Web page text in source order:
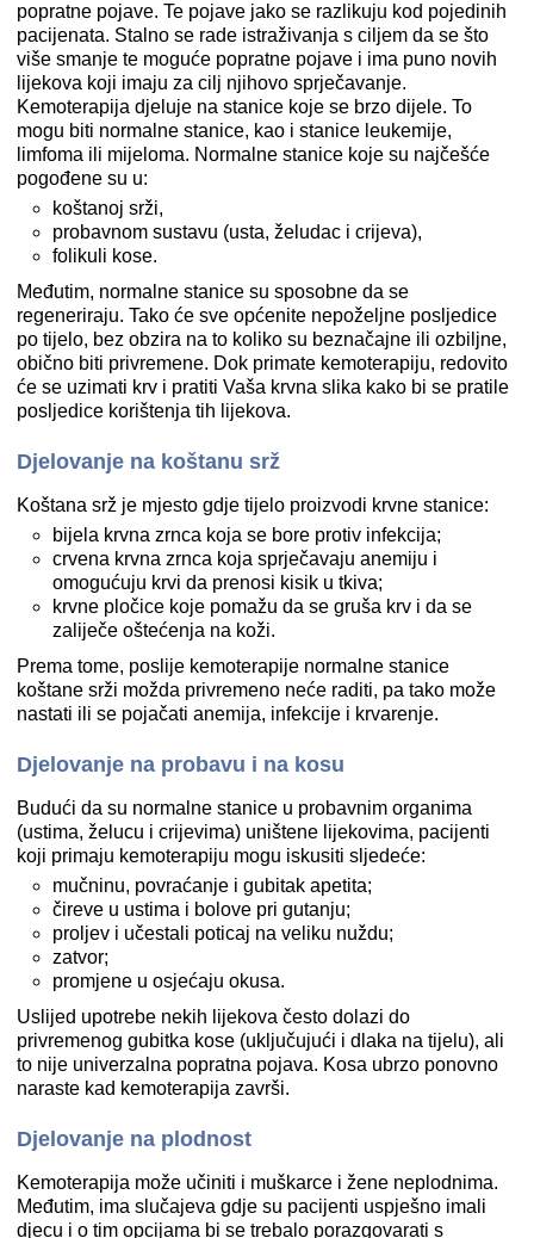
popratne pojave. Te pojave jako se razlikuju kod pojedinih
pacijenata. Stalno se rade istraživanja s ciljem da se što
više smanje te moguće popratne pojave i ima puno novih
lijekova koji imaju za cilj njihovo sprječavanje.
Kemoterapija djeluje na stanice koje se brzo dijele. To
mogu biti normalne stanice, kao i stanice leukemije,
limfoma ili mijeloma. Normalne stanice koje su najčešće
pogođene su u:
koštanoj srži,
probavnom sustavu (usta, želudac i crijeva),
folikuli kose.
Međutim, normalne stanice su sposobne da se
regeneriraju. Tako će sve općenite nepoželjne posljedice
po tijelo, bez obzira na to koliko su beznačajne ili ozbiljne,
obično biti privremene. Dok primate kemoterapiju, redovito
će se uzimati krv i pratiti Vaša krvna slika kako bi se pratile
posljedice korištenja tih lijekova.
Djelovanje na koštanu srž
Koštana srž je mjesto gdje tijelo proizvodi krvne stanice:
bijela krvna zrnca koja se bore protiv infekcija;
crvena krvna zrnca koja sprječavaju anemiju i
omogućuju krvi da prenosi kisik u tkiva;
krvne pločice koje pomažu da se gruša krv i da se
zaliječe oštećenja na koži.
Prema tome, poslije kemoterapije normalne stanice
koštane srži možda privremeno neće raditi, pa tako može
nastati ili se pojačati anemija, infekcije i krvarenje.
Djelovanje na probavu i na kosu
Budući da su normalne stanice u probavnim organima
(ustima, želucu i crijevima) uništene lijekovima, pacijenti
koji primaju kemoterapiju mogu iskusiti sljedeće:
mučninu, povraćanje i gubitak apetita;
čireve u ustima i bolove pri gutanju;
proljev i učestali poticaj na veliku nuždu;
zatvor;
promjene u osjećaju okusa.
Uslijed upotrebe nekih lijekova često dolazi do
privremenog gubitka kose (uključujući i dlaka na tijelu), ali
to nije univerzalna popratna pojava. Kosa ubrzo ponovno
naraste kad kemoterapija završi.
Djelovanje na plodnost
Kemoterapija može učiniti i muškarce i žene neplodnima.
Međutim, ima slučajeva gdje su pacijenti uspješno imali
djecu i o tim opcijama bi se trebalo porazgovarati s